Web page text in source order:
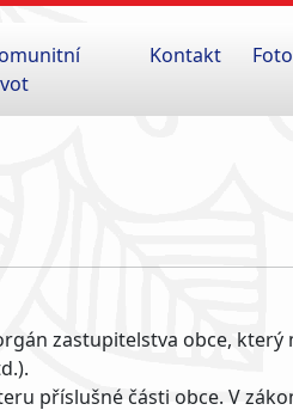
Kontakt
zastupitelstva obce, který
příslušné části obce. V